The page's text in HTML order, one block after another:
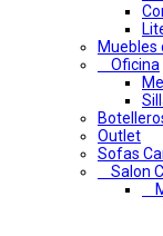
Muebles
Oficina
Outlet
Sofas
Salon